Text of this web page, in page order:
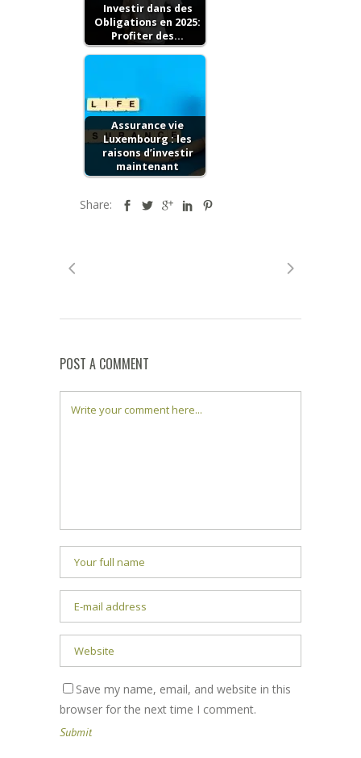
Investir dans des
Obligations en 2025:
Profiter des…
Assurance vie
Luxembourg : les
raisons d’investir
maintenant
Share:
POST A COMMENT
Save my name, email, and website in this
browser for the next time I comment.